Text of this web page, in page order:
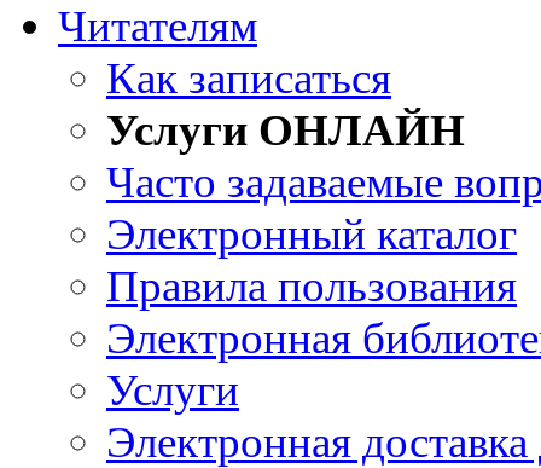
Читателям
Как записаться
Услуги ОНЛАЙН
Часто задаваемые
Электронный каталог
Правила пользования
Электронная
Услуги
Электронная